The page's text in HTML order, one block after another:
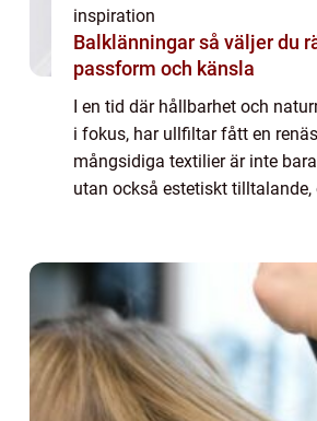
inspiration
Balklänningar så väljer du rätt stil,
passform och känsla
I en tid där hållbarhet och
i fokus, har ullfiltar fått en
mångsidiga textilier är inte
utan också estetiskt tilltalande,